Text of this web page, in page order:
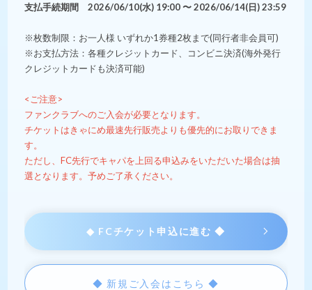
支払手続期間 2026/06/10(水) 19:00 〜 2026/06/14(日) 23:59
※枚数制限：お一人様 いずれか1券種2枚まで(同行者非会員可)
※お支払方法：各種クレジットカード、コンビニ決済(海外発行
クレジットカードも決済可能)
<ご注意>
ファンクラブへのご入会が必要となります。
チケットはきゃにめ最速先行販売よりも優先的にお取りできま
す。
ただし、FC先行でキャパを上回る申込みをいただいた場合は抽
選となります。予めご了承ください。
◆ FCチケット申込に進む ◆
◆ 新規ご入会はこちら ◆